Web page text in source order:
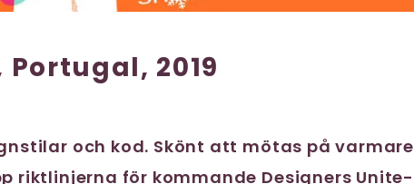
2019
och kod. Skönt att mötas på varmare
riktlinjerna för kommande Designers Unite-